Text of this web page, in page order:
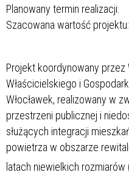
Planowany termin realizacji:
Szacowana wartość
Projekt koordynowany przez
Właścicielskiego i
Włocławek, realizowany w
przestrzeni publicznej i
służących integracji
powietrza w obszarze
latach niewielkich